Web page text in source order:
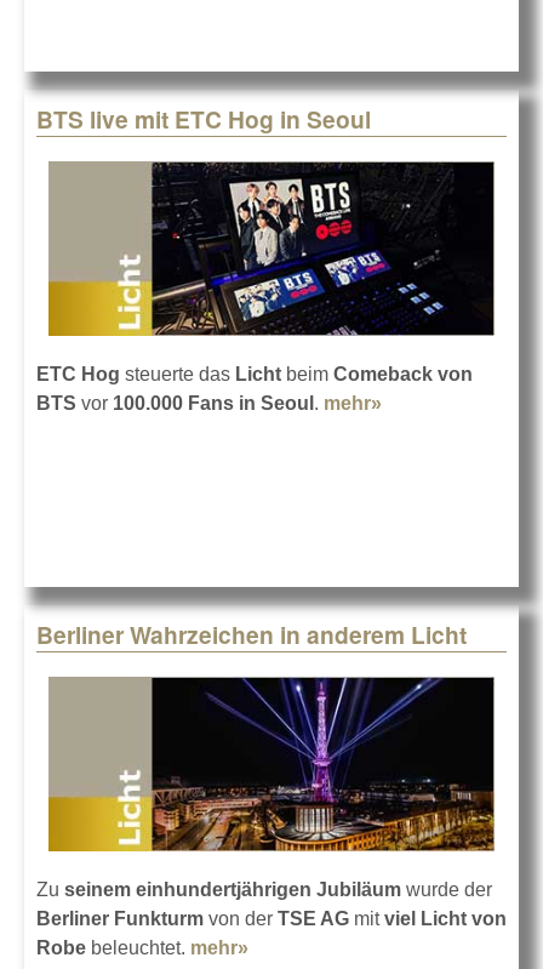
BTS live mit ETC Hog in Seoul
ETC Hog steuerte das Licht beim Comeback von
BTS vor 100.000 Fans in Seoul . mehr»
Berliner Wahrzeichen in anderem Licht
Zu seinem einhundertjährigen Jubiläum wurde der
Berliner Funkturm von der TSE AG mitviel Licht von
Robe beleuchtet. mehr»